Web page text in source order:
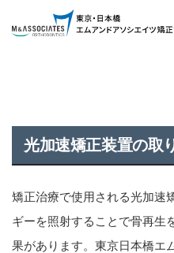
光加速矯正装置の取
矯正治療で使用される光加速
ギーを照射することで骨再生
果があります。東京日本橋エ